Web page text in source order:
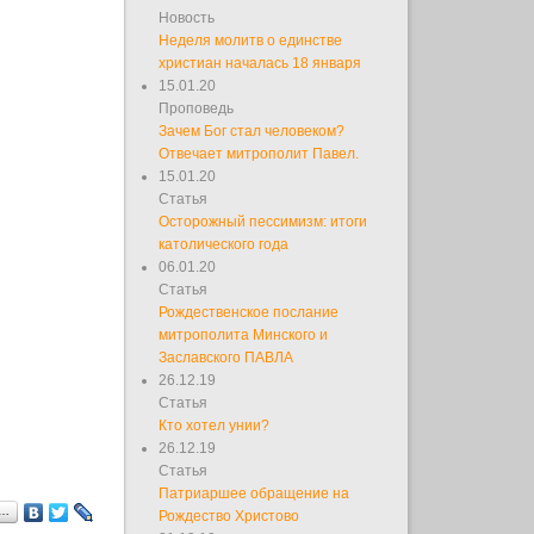
Новость
Неделя молитв о единстве
христиан началась 18 января
15.01.20
Проповедь
Зачем Бог стал человеком?
Отвечает митрополит Павел.
15.01.20
Статья
Осторожный пессимизм: итоги
католического года
06.01.20
Статья
Рождественское послание
митрополита Минского и
Заславского ПАВЛА
26.12.19
Статья
Кто хотел унии?
26.12.19
Статья
Патриаршее обращение на
Рождество Христово